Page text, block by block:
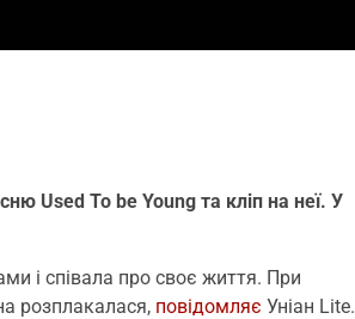
Used To be Young та кліп на неї. У
і співала про своє життя. При
розплакалася, повідомляє Уніан Lite.